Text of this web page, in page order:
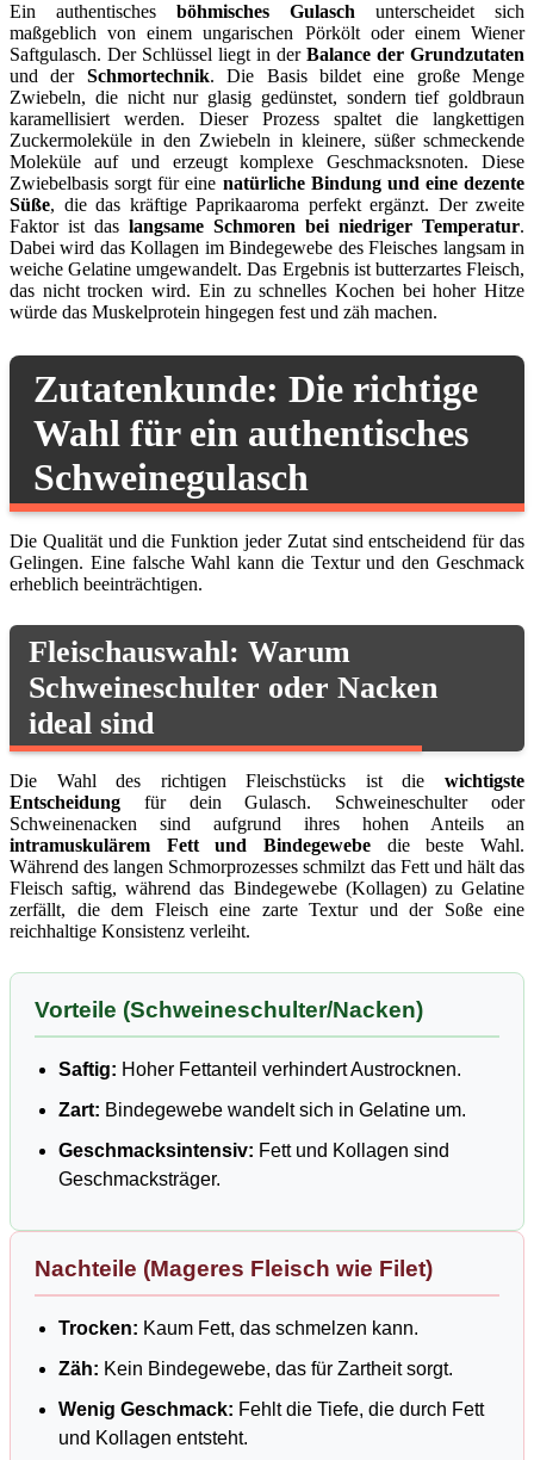
Ein authentisches böhmisches Gulasch unterscheidet sich
maßgeblich von einem ungarischen Pörkölt oder einem Wiener
Saftgulasch. Der Schlüssel liegt in der Balance der Grundzutaten
und der Schmortechnik. Die Basis bildet eine große Menge
Zwiebeln, die nicht nur glasig gedünstet, sondern tief goldbraun
karamellisiert werden. Dieser Prozess spaltet die langkettigen
Zuckermoleküle in den Zwiebeln in kleinere, süßer schmeckende
Moleküle auf und erzeugt komplexe Geschmacksnoten. Diese
Zwiebelbasis sorgt für eine natürliche Bindung und eine dezente
Süße, die das kräftige Paprikaaroma perfekt ergänzt. Der zweite
Faktor ist das langsame Schmoren bei niedriger Temperatur.
Dabei wird das Kollagen im Bindegewebe des Fleisches langsam in
weiche Gelatine umgewandelt. Das Ergebnis ist butterzartes Fleisch,
das nicht trocken wird. Ein zu schnelles Kochen bei hoher Hitze
würde das Muskelprotein hingegen fest und zäh machen.
Zutatenkunde: Die richtige
Wahl für ein authentisches
Schweinegulasch
Die Qualität und die Funktion jeder Zutat sind entscheidend für das
Gelingen. Eine falsche Wahl kann die Textur und den Geschmack
erheblich beeinträchtigen.
Fleischauswahl: Warum
Schweineschulter oder Nacken
ideal sind
Die Wahl des richtigen Fleischstücks ist die wichtigste
Entscheidung für dein Gulasch. Schweineschulter oder
Schweinenacken sind aufgrund ihres hohen Anteils an
intramuskulärem Fett und Bindegewebe die beste Wahl.
Während des langen Schmorprozesses schmilzt das Fett und hält das
Fleisch saftig, während das Bindegewebe (Kollagen) zu Gelatine
zerfällt, die dem Fleisch eine zarte Textur und der Soße eine
reichhaltige Konsistenz verleiht.
Vorteile (Schweineschulter/Nacken)
Saftig: Hoher Fettanteil verhindert Austrocknen.
Zart: Bindegewebe wandelt sich in Gelatine um.
Geschmacksintensiv: Fett und Kollagen sind
Geschmacksträger.
Nachteile (Mageres Fleisch wie Filet)
Trocken: Kaum Fett, das schmelzen kann.
Zäh: Kein Bindegewebe, das für Zartheit sorgt.
Wenig Geschmack: Fehlt die Tiefe, die durch Fett
und Kollagen entsteht.